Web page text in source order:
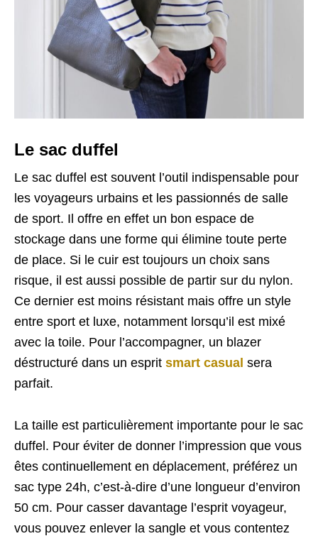
Le sac duffel
Le sac duffel est souvent l’outil indispensable pour
les voyageurs urbains et les passionnés de salle
de sport. Il offre en effet un bon espace de
stockage dans une forme qui élimine toute perte
de place. Si le cuir est toujours un choix sans
risque, il est aussi possible de partir sur du nylon.
Ce dernier est moins résistant mais offre un style
entre sport et luxe, notamment lorsqu’il est mixé
avec la toile. Pour l’accompagner, un blazer
déstructuré dans un esprit smart casual sera
parfait.
La taille est particulièrement importante pour le sac
duffel. Pour éviter de donner l’impression que vous
êtes continuellement en déplacement, préférez un
sac type 24h, c’est-à-dire d’une longueur d’environ
50 cm. Pour casser davantage l’esprit voyageur,
vous pouvez enlever la sangle et vous contentez